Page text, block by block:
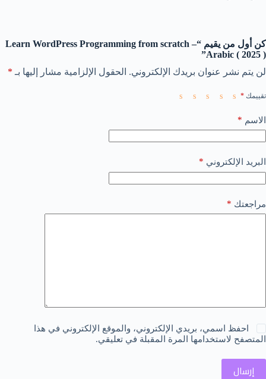
كن أول من يقيم “Learn WordPress Programming from scratch –
Arabic ( 2025 )”
لن يتم نشر عنوان بريدك الإلكتروني. الحقول الإلزامية مشار إليها بـ *
تقييمك *
الاسم *
البريد الإلكتروني *
مراجعتك *
احفظ اسمي، بريدي الإلكتروني، والموقع الإلكتروني في هذا
المتصفح لاستخدامها المرة المقبلة في تعليقي.
إرسال